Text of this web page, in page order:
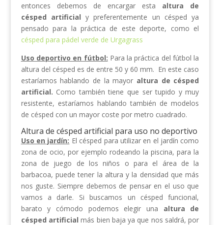
entonces debemos de encargar esta altura de
césped artificialy preferentemente un césped ya
pensado para la práctica de este deporte, como el
césped para pádel verde de Urgagrass
Uso deportivo en fútbol: Para la práctica del fútbol la
altura del césped es de entre 50 y 60 mm. En este caso
estaríamos hablando de la mayor altura de césped
artificial. Como también tiene que ser tupido y muy
resistente, estaríamos hablando también de modelos
de césped con un mayor coste por metro cuadrado.
Altura de césped artificial para uso no deportivo
Uso en jardín: El césped para utilizar en el jardín como
zona de ocio, por ejemplo rodeando la piscina, para la
zona de juego de los niños o para el área de la
barbacoa, puede tener la altura y la densidad que más
nos guste. Siempre debemos de pensar en el uso que
vamos a darle. Si buscamos un césped funcional,
barato y cómodo podemos elegir una altura de
césped artificial más bien baja ya que nos saldrá, por